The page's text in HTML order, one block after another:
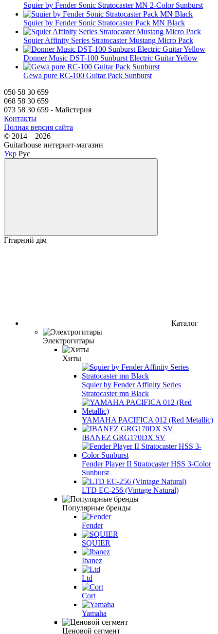
Squier by Fender Sonic Stratocaster MN 2-Color Sunburst
Squier by Fender Sonic Stratocaster Pack MN Black
Squier Affinity Series Stratocaster Mustang Micro Pack
Donner Music DST-100 Sunburst Electric Guitar Yellow
Gewa pure RC-100 Guitar Pack Sunburst
050 58 30 659
068 58 30 659
073 58 30 659 - Майстерня
Контакты
Полная версия сайта
© 2014—2026
Guitarhouse интернет-магазин
Укр Рус
Гітарний дім
Каталог
Электрогитары
Хиты
Squier by Fender Affinity Series
Stratocaster mn Black
YAMAHA PACIFICA 012 (Red Metallic)
IBANEZ GRG170DX SV
Fender Player II Stratocaster HSS 3-Color
Sunburst
LTD EC-256 (Vintage Natural)
Популярные бренды
Fender
SQUIER
Ibanez
Ltd
Cort
Yamaha
Ценовой сегмент